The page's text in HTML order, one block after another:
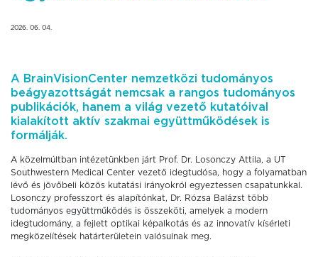
2026. 06. 04.
A BrainVisionCenter nemzetközi tudományos
beágyazottságát nemcsak a rangos tudományos
publikációk, hanem a világ vezető kutatóival
kialakított aktív szakmai együttműködések is
formálják.
A közelmúltban intézetünkben járt Prof. Dr. Losonczy Attila, a UT
Southwestern Medical Center vezető idegtudósa, hogy a folyamatban
lévő és jövőbeli közös kutatási irányokról egyeztessen csapatunkkal.
Losonczy professzort és alapítónkat, Dr. Rózsa Balázst több
tudományos együttműködés is összeköti, amelyek a modern
idegtudomány, a fejlett optikai képalkotás és az innovatív kísérleti
megközelítések határterületein valósulnak meg.